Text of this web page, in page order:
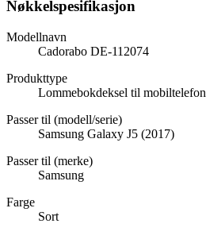
Nøkkelspesifikasjon
Modellnavn
Cadorabo DE-112074
Produkttype
Lommebokdeksel til mobiltelefon
Passer til (modell/serie)
Samsung Galaxy J5 (2017)
Passer til (merke)
Samsung
Farge
Sort